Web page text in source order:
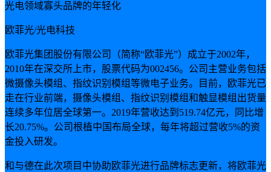
光电领域寡头品牌的年轻化
欧菲光/光电科技
欧菲光集团股份有限公司（简称“欧菲光”）成立于2002年，
2010年在深交所上市，股票代码为002456。公司主营业务包括
微摄像头模组、指纹识别模组等微电子业务。目前，欧菲光已
走在行业前端，摄像头模组、指纹识别模组和触显模组出货量
连续多年位居全球第一。2019年营收达到519.74亿元，同比增
长20.75%。公司根植中国布局全球，每年将超过营收5%的资
金投入研发。
和与德在此次项目中协助欧菲光进行品牌标志更新，将欧菲光